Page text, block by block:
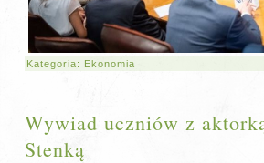
Kategoria: Ekonomia
Wywiad uczniów z
Stenką